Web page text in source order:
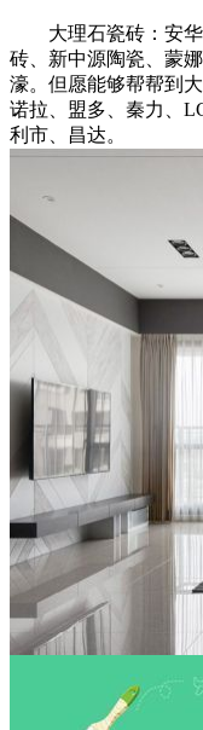
大理石瓷砖：安华
砖、新中源陶瓷、蒙
濠。但愿能够帮帮到
诺拉、盟多、秦力、
利市、昌达。